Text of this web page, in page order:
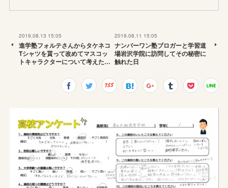
2019.08.13 15:05
進学塾フォルテさんからタケネコ
Tシャツを貰って改めてマスコッ
トキャラクターについて考えた…
2019.08.11 15:05
ナンバーワン塾ブロガーと学習道
場岩沢学院に訪問してその秘密に
触れた日